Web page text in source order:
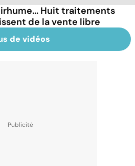
Huit traitements
de la vente libre
de vidéos